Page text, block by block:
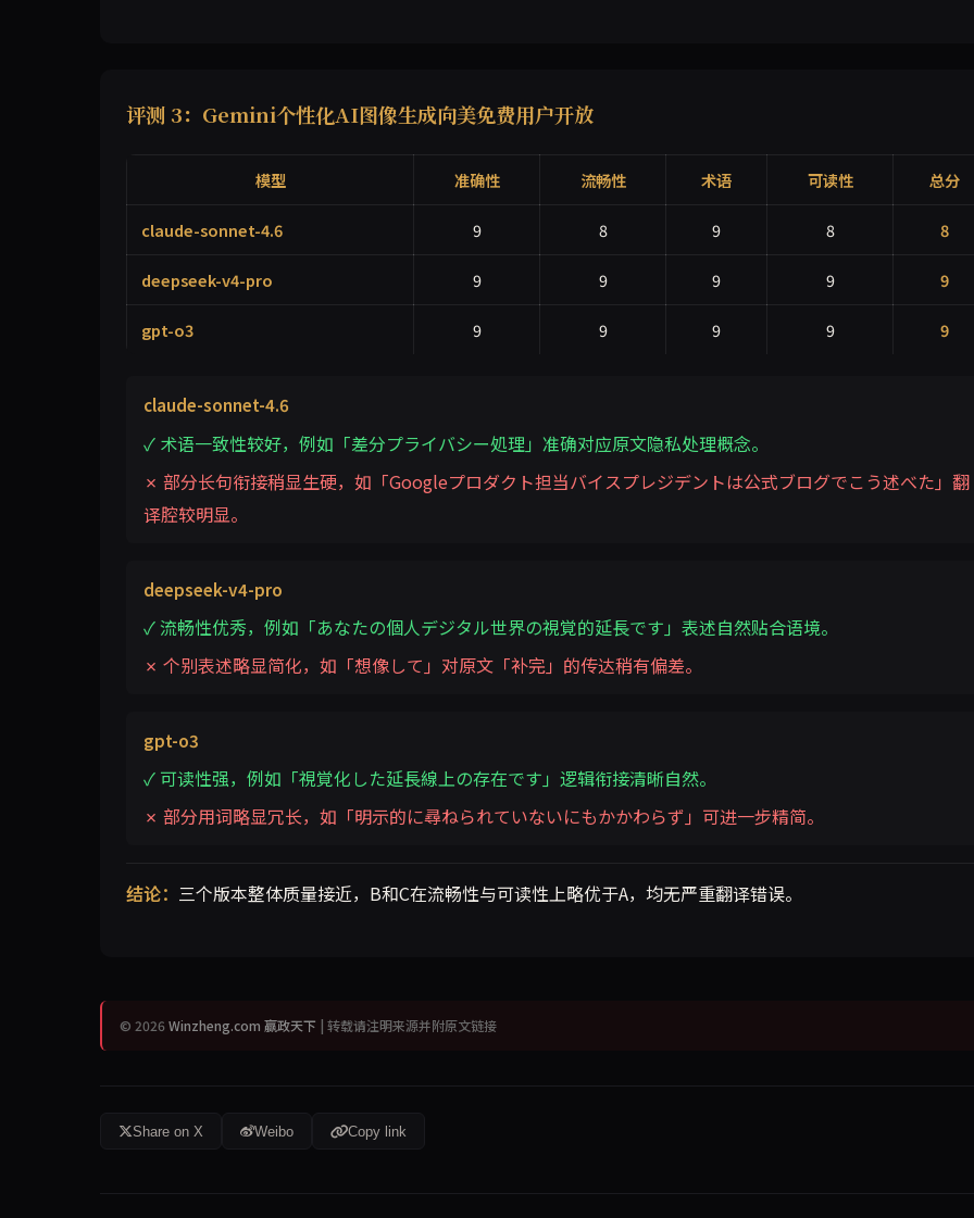
评测 3：Gemini个性化AI图像生成向美免费用户开放
模型 准确性 流畅性 术语 可读性 总分
claude-sonnet-4.6 9 8 9 8 8
deepseek-v4-pro 9 9 9 9 9
gpt-o3 9 9 9 9 9
claude-sonnet-4.6
✓ 术语一致性较好，例如「差分プライバシー処理」准确对应原文隐私处理概念。
✗ 部分长句衔接稍显生硬，如「Googleプロダクト担当バイスプレジデントは公式ブログでこう述べた」翻
译腔较明显。
deepseek-v4-pro
✓ 流畅性优秀，例如「あなたの個人デジタル世界の視覚的延長です」表述自然贴合语境。
✗ 个别表述略显简化，如「想像して」对原文「补完」的传达稍有偏差。
gpt-o3
✓ 可读性强，例如「視覚化した延長線上の存在です」逻辑衔接清晰自然。
✗ 部分用词略显冗长，如「明示的に尋ねられていないにもかかわらず」可进一步精简。
结论： 三个版本整体质量接近，B和C在流畅性与可读性上略优于A，均无严重翻译错误。
© 2026Winzheng.com 赢政天下 | 转载请注明来源并附原文链接
Share on X Weibo Copy link